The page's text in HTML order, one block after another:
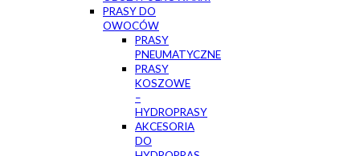
PRASY DO
OWOCÓW
PRASY
PNEUMATYCZNE
PRASY
KOSZOWE
–
HYDROPRASY
AKCESORIA
DO